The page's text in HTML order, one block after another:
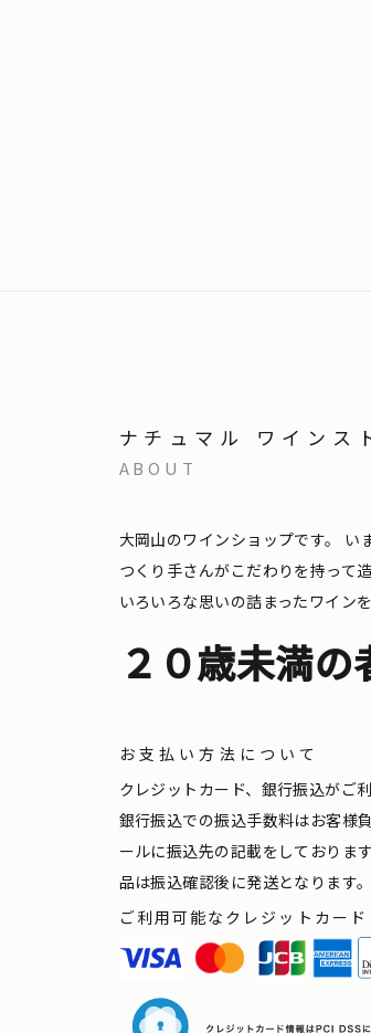
ナチュマル ワインス
ABOUT
大岡山のワインショップです。
い
つくり手さんがこだわりを持って
いろいろな思いの詰まったワイン
２０歳未満の
お支払い方法について
クレジットカード、銀行振込がご
銀行振込での振込手数料はお客様
ールに振込先の記載をしておりま
品は振込確認後に発送となります。
ご利用可能なクレジットカード